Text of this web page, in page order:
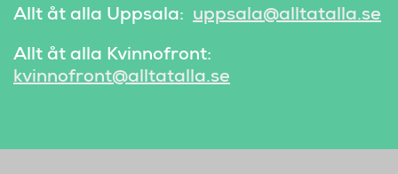
Allt åt alla Uppsala: uppsala@alltatalla.se
Allt åt alla Kvinnofront:
kvinnofront@alltatalla.se